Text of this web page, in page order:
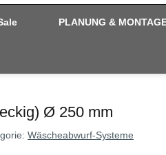
PLANUNG &
Ø 250 mm
Wäscheabwurf-Systeme